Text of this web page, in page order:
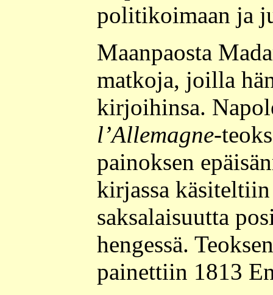
politikoimaan ja
Maanpaosta
matkoja, joilla
kirjoihinsa.
l’Allemagne-
painoksen
kirjassa käsiteltiin
saksalaisuutta
hengessä.
painettiin 1813